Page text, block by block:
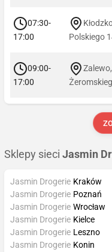
07:30-
17:00
Polskiego
09:00-
17:00
Sklepy sieci Jasmin
Jasmin Drogerie Kraków
Jasmin Drogerie Poznań
Jasmin Drogerie Wrocław
Jasmin Drogerie Kielce
Jasmin Drogerie Leszno
Jasmin Drogerie Konin